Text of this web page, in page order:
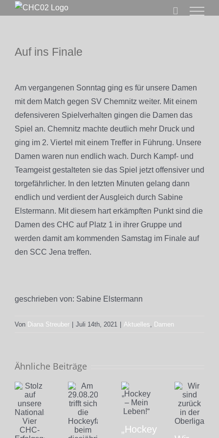
Auf ins Finale
grösseres
Bild
Am vergangenen Sonntag ging es für unsere Damen
mit dem Match gegen SV Chemnitz weiter. Mit einem
defensiveren Spielverhalten gingen die Damen das
Spiel an. Chemnitz machte deutlich mehr Druck und
ging im 2. Viertel mit einem Treffer in Führung. Unsere
Damen waren nun endlich wach. Durch Kampf- und
Teamgeist gestalteten sie das Spiel jetzt offensiver und
torgefährlicher. In den letzten Minuten gelang dann
endlich und verdient der Ausgleich durch Sabine
Elstermann. Mit diesem hart erkämpften Punkt sind die
Damen des CHC auf Platz 1 in ihrer Gruppe und
werden damit am kommenden Samstag im Finale auf
den SCC Jena treffen.
geschrieben von: Sabine Elstermann
Von Diana Streuber Juli 14th, 2021 Aktuelles, Damen
Ähnliche Beiträge
„Hockey